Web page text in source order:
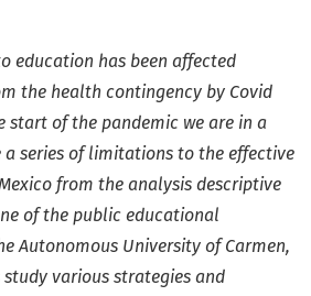
education has been affected
the health contingency by Covid
start of the pandemic we are in a
series of limitations to the effective
from the analysis descriptive
of the public educational
Autonomous University of Carmen,
various strategies and